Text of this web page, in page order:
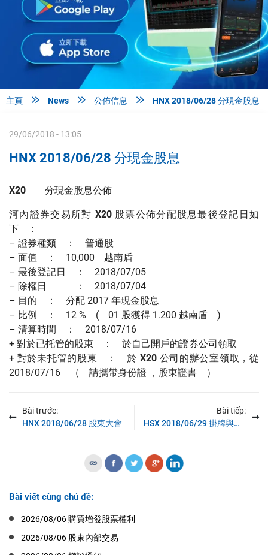
主頁  News  公佈信息  HNX 2018/06/28 分現金股息
29/06/2018 - 13:05
HNX 2018/06/28 分現金股息
X20 分現金股息公佈
河內證券交易所對 X20股票公佈分配股息最後登記日如
下 ：
– 證券種類 ： 普通股
– 面值 ： 10,000 越南盾
– 最後登記日 ： 2018/07/05
– 除權日 ： 2018/07/04
– 目的 ： 分配 2017 年現金股息
– 比例 ： 12 % ( 01 股獲得 1.200 越南盾 )
– 清算時間 ： 2018/07/16
+ 對於已托管的股東 ： 於自己開戶的證券公司領取
+ 對於未托管的股東 ： 於 X20公司的辦公室領取，從
2018/07/16 （ 請攜帶身份證 ，股東證書 ）
Bài trước:
HNX 2018/06/28 股東大會
Bài tiếp:
HSX 2018/06/29 掛牌與更改掛牌交易股票
Bài viết cùng chủ đề:
2026/08/06 購買增發股票權利
2026/08/06 股東內部交易